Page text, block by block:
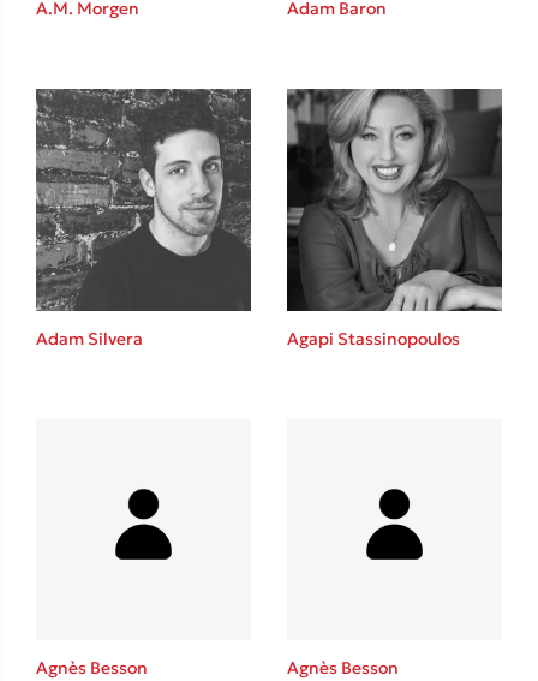
Sebastian Fitzek
Playlist
Το λεξικό της ζωής σου
A.M. Morgen Adam Baron
Adam Silvera Agapi Stassinopoulos
Agnès Besson Agnès Besson